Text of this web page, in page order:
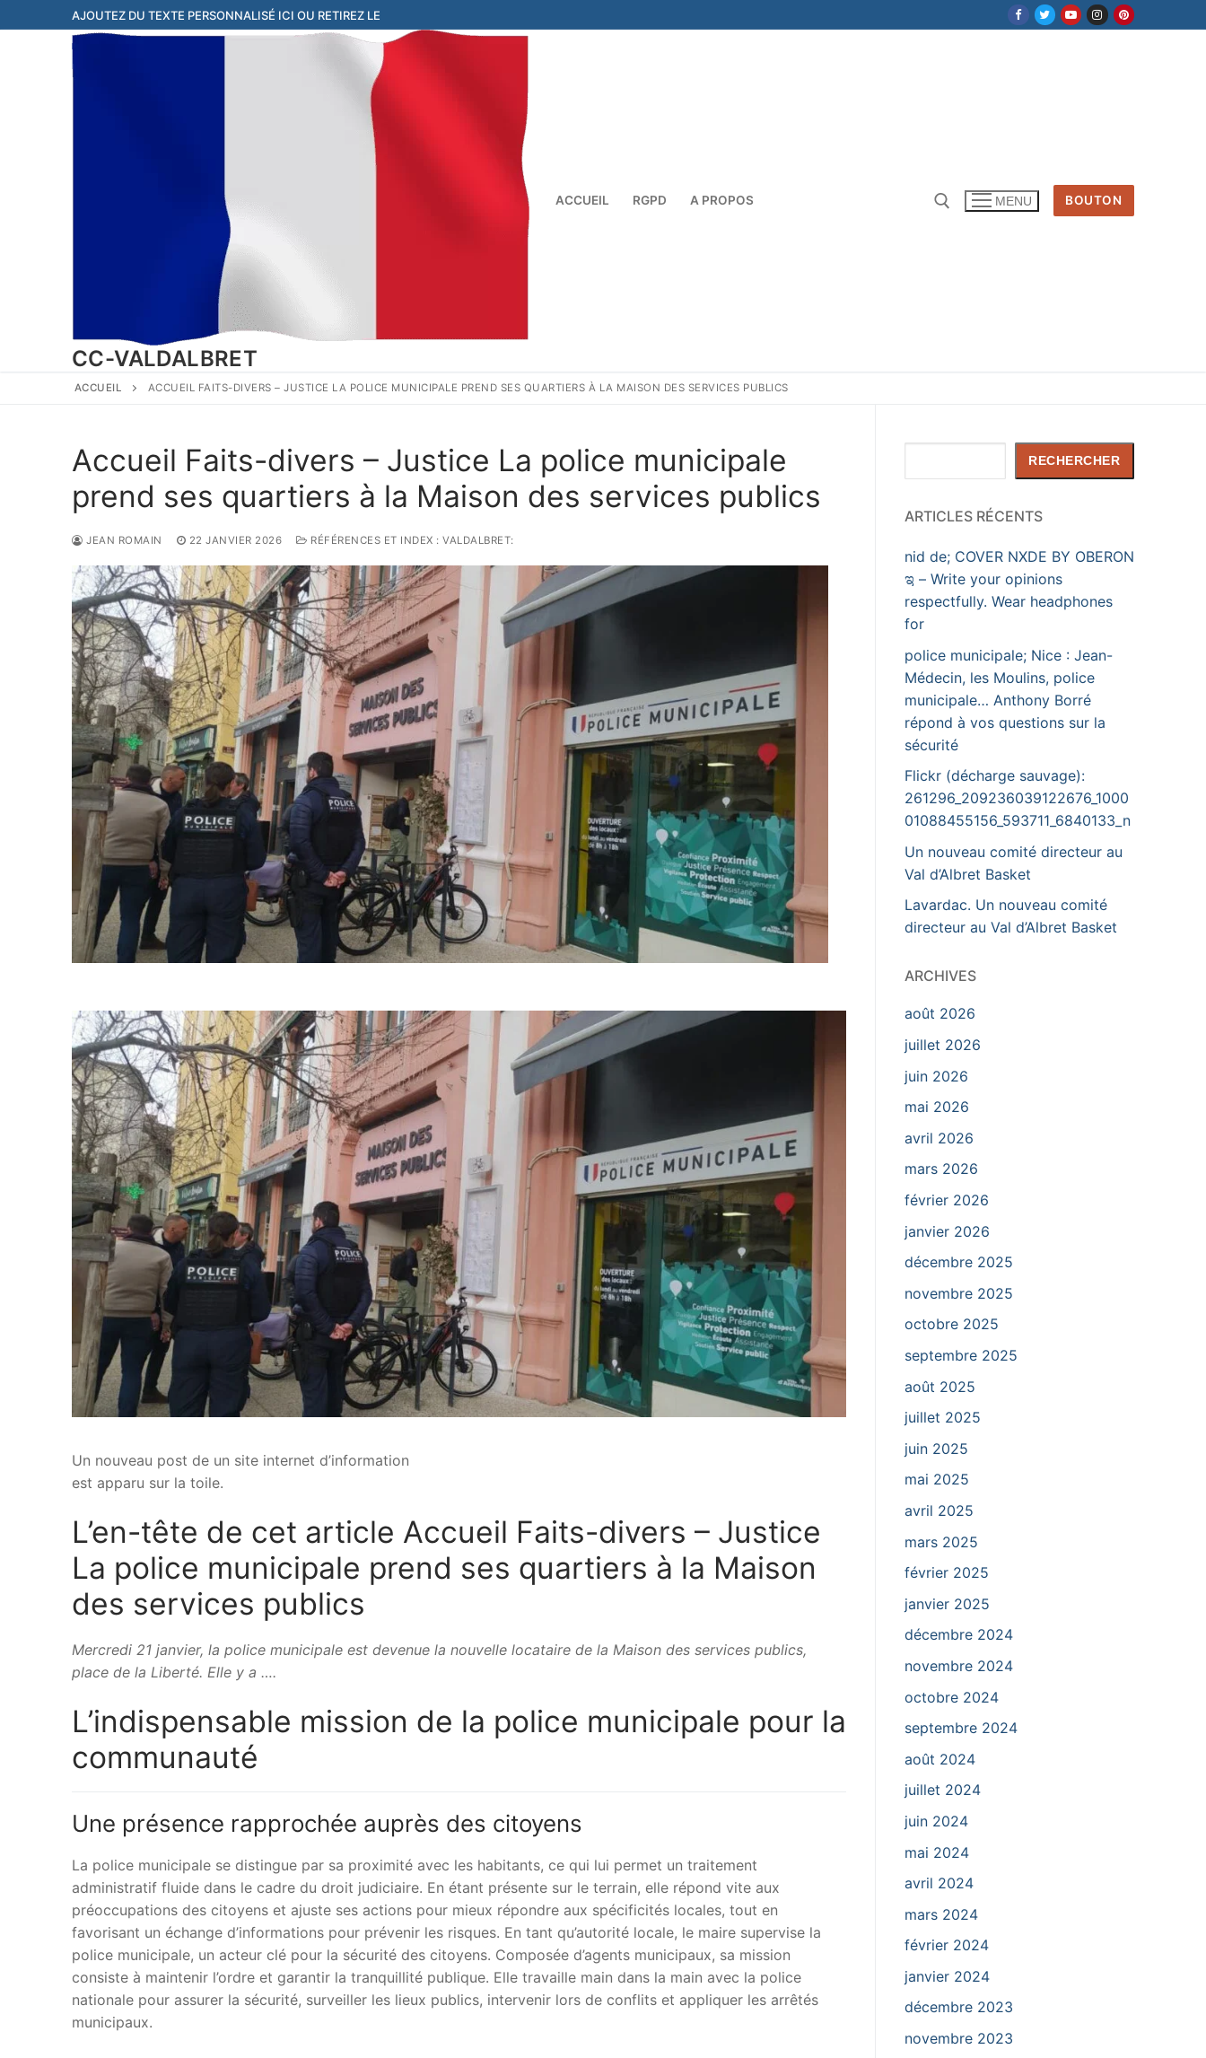
au
AJOUTEZ DU TEXTE PERSONNALISÉ ICI OU RETIREZ LE
CC-VALDALBRET
ACCUEIL RGPD A PROPOS MENU BOUTON
ACCUEIL ACCUEIL FAITS-DIVERS – JUSTICE LA POLICE MUNICIPALE PREND SES QUARTIERS À LA MAISON DES SERVICES PUBLICS
Accueil Faits-divers – Justice La police municipale
prend ses quartiers à la Maison des services publics
JEAN ROMAIN 22 JANVIER 2026 RÉFÉRENCES ET INDEX : VALDALBRET:
Un nouveau post de un site internet d’information
est apparu sur la toile.
L’en-tête de cet article Accueil Faits-divers – Justice
La police municipale prend ses quartiers à la Maison
des services publics
Mercredi 21 janvier, la police municipale est devenue la nouvelle locataire de la Maison des services publics,
place de la Liberté. Elle y a ….
L’indispensable mission de la police municipale pour la
communauté
Une présence rapprochée auprès des citoyens
La police municipale se distingue par sa proximité avec les habitants, ce qui lui permet un traitement
administratif fluide dans le cadre du droit judiciaire. En étant présente sur le terrain, elle répond vite aux
préoccupations des citoyens et ajuste ses actions pour mieux répondre aux spécificités locales, tout en
favorisant un échange d’informations pour prévenir les risques. En tant qu’autorité locale, le maire supervise la
police municipale, un acteur clé pour la sécurité des citoyens. Composée d’agents municipaux, sa mission
consiste à maintenir l’ordre et garantir la tranquillité publique. Elle travaille main dans la main avec la police
nationale pour assurer la sécurité, surveiller les lieux publics, intervenir lors de conflits et appliquer les arrêtés
municipaux.
RECHERCHER
ARTICLES RÉCENTS
nid de; COVER NXDE BY OBERON
ಇ – Write your opinions
respectfully. Wear headphones
for
police municipale; Nice : Jean-
Médecin, les Moulins, police
municipale… Anthony Borré
répond à vos questions sur la
sécurité
Flickr (décharge sauvage):
261296_209236039122676_1000
01088455156_593711_6840133_n
Un nouveau comité directeur au
Val d’Albret Basket
Lavardac. Un nouveau comité
directeur au Val d’Albret Basket
ARCHIVES
août 2026
juillet 2026
juin 2026
mai 2026
avril 2026
mars 2026
février 2026
janvier 2026
décembre 2025
novembre 2025
octobre 2025
septembre 2025
août 2025
juillet 2025
juin 2025
mai 2025
avril 2025
mars 2025
février 2025
janvier 2025
décembre 2024
novembre 2024
octobre 2024
septembre 2024
août 2024
juillet 2024
juin 2024
mai 2024
avril 2024
mars 2024
février 2024
janvier 2024
décembre 2023
novembre 2023